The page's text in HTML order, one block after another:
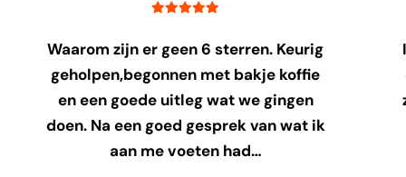
Waarom zijn er geen 6 sterren. Keurig
geholpen,begonnen met bakje koffie
en een goede uitleg wat we gingen
doen. Na een goed gesprek van wat ik
aan me voeten had…